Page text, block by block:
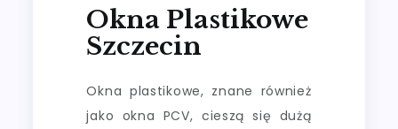
Okna Plastikowe
Szczecin
Okna plastikowe, znane również
jako okna PCV, cieszą się dużą